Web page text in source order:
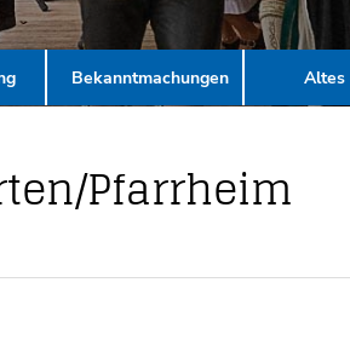
Bekanntmachungen Altes
Pfarrheim